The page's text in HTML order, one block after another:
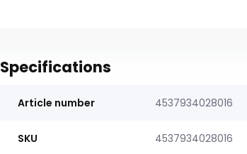
Specifications
Article number 4537934028016
SKU 4537934028016